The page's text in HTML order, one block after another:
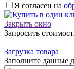
Я согласен на
Закрыть окно
Запросить
Загрузка товара
Заполните данные